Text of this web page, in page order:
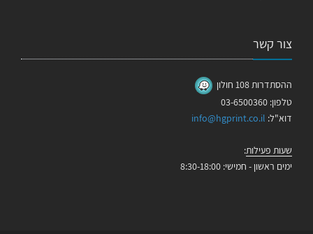
צור קשר
ההסתדרות 108 חולון
טלפון: 03-6500360
דוא"ל: info@hgprint.co.il
שעות פעילות:
ימים ראשון - חמישי: 8:30-18:00